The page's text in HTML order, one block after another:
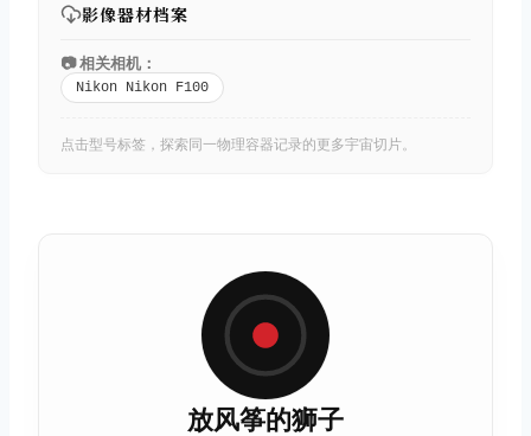
影像器材档案
📷 相关相机：
Nikon Nikon F100
点击型号标签，探索同一物理容器记录的更多宇宙切片。
放风筝的狮子